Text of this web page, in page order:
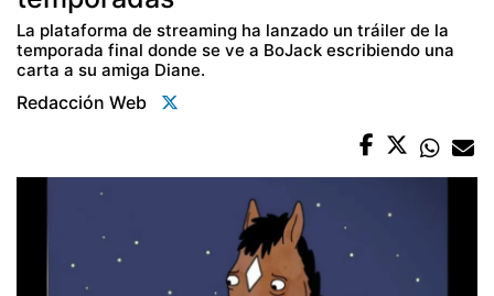
La plataforma de streaming ha lanzado un tráiler de la
temporada final donde se ve a BoJack escribiendo una
carta a su amiga Diane.
Redacción Web